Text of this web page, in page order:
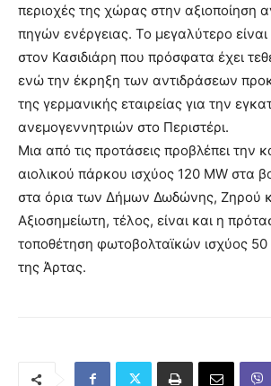
περιοχές της χώρας στην αξιοποίηση
πηγών ενέργειας. Το μεγαλύτερο
στον Κασιδιάρη που πρόσφατα έχει
ενώ την έκρηξη των αντιδράσεων
της γερμανικής εταιρείας για την
ανεμογεννητριών στο Περιστέρι.
Μια από τις προτάσεις προβλέπει την
αιολικού πάρκου ισχύος 120 MW στα
στα όρια των Δήμων Δωδώνης, Ζηρού
Αξιοσημείωτη, τέλος, είναι και η
τοποθέτηση φωτοβολταϊκών ισχύος
της Άρτας.